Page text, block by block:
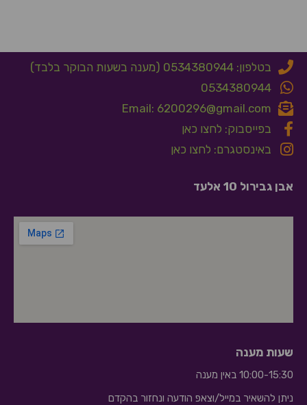
בטלפון: 0534380944 (מענה בשעות הבוקר בלבד)
0534380944
Email: 6200296@gmail.com
בפייסבוק: לחצו כאן
באינסטגרם: לחצו כאן
אבן גבירול 10 אלעד
שעות מענה
10:00-15:30 באין מענה
ניתן להשאיר במייל/וצאפ הודעה ונחזור בהקדם